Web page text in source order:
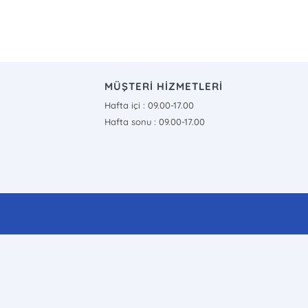
MÜŞTERİ HİZMETLERİ
Hafta içi : 09.00-17.00
Hafta sonu : 09.00-17.00